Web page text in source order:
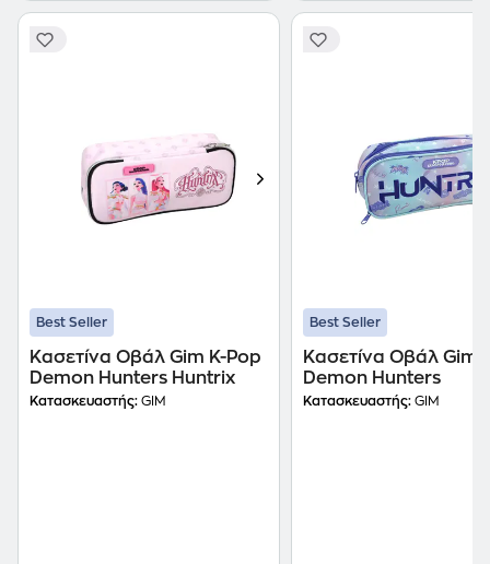
Best Seller
Κασετίνα Οβάλ Gim K-Pop
Demon Hunters Huntrix
Κατασκευαστής: GIM
Best Seller
Κασετίνα Οβάλ Gim
Demon Hunters
Κατασκευαστής: GIM